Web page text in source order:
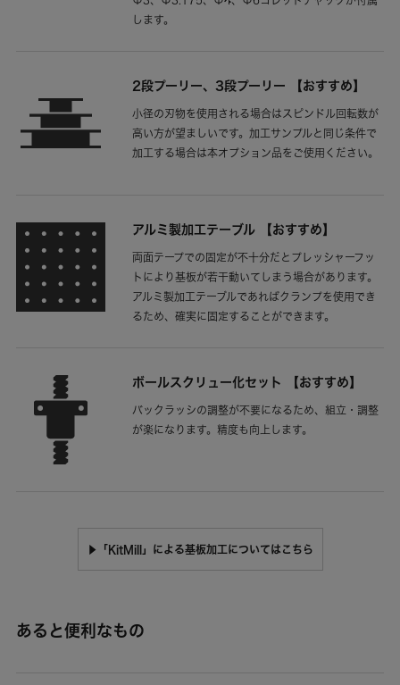
します。
2段プーリー、3段プーリー 【おすすめ】
小径の刃物を使用される場合はスピンドル回転数が
高い方が望ましいです。加工サンプルと同じ条件で
加工する場合は本オプション品をご使用ください。
アルミ製加工テーブル 【おすすめ】
両面テープでの固定が不十分だとプレッシャーフッ
トにより基板が若干動いてしまう場合があります。
アルミ製加工テーブルであればクランプを使用でき
るため、確実に固定することができます。
ボールスクリュー化セット 【おすすめ】
バックラッシの調整が不要になるため、組立・調整
が楽になります。精度も向上します。
▶ 「KitMill」による基板加工についてはこちら
あると便利なもの